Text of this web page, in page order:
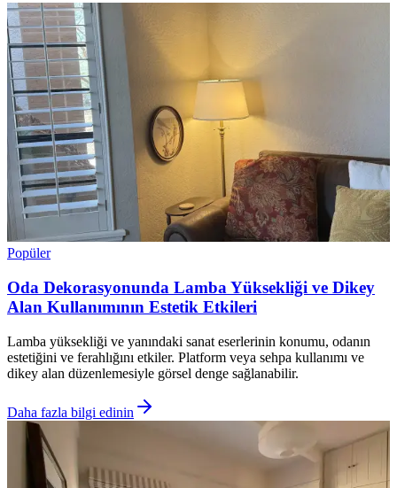
Popüler
Oda Dekorasyonunda Lamba Yüksekliği ve Dikey
Alan Kullanımının Estetik Etkileri
Lamba yüksekliği ve yanındaki sanat eserlerinin konumu, odanın
estetiğini ve ferahlığını etkiler. Platform veya sehpa kullanımı ve
dikey alan düzenlemesiyle görsel denge sağlanabilir.
Daha fazla bilgi edinin